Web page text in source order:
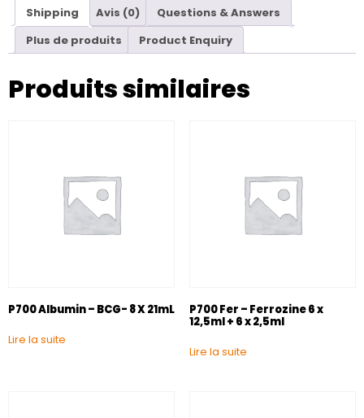
Shipping Avis (0)
Questions & Answers
Plus de produits
Product Enquiry
Produits similaires
P700 Albumin – BCG- 8 X 21mL
Lire la suite
P700 Fer – Ferrozine 6 x
12,5ml + 6 x 2,5ml
Lire la suite